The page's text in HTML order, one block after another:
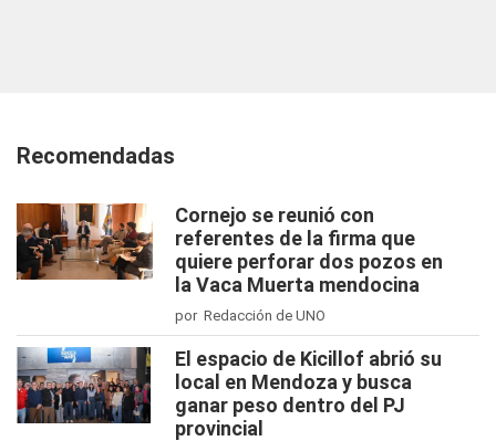
Recomendadas
Cornejo se reunió con
referentes de la firma que
quiere perforar dos pozos en
la Vaca Muerta mendocina
por Redacción de UNO
El espacio de Kicillof abrió su
local en Mendoza y busca
ganar peso dentro del PJ
provincial